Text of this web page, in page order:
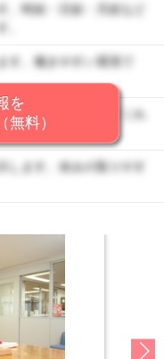
。時給・日給・月給など
。
す。働きやすい環境で
丁寧に仕事を教えてくれ
します。休みの取りやす
を
料）